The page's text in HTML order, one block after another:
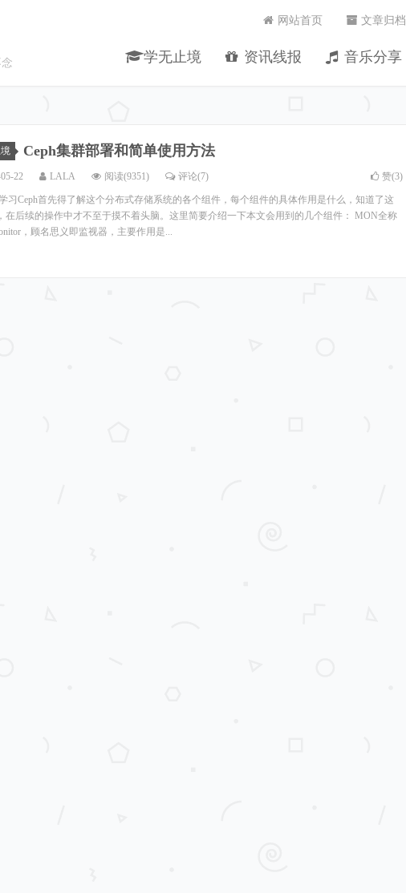
学无止境 资讯线报 音乐分享
网站首页 文章归档
Ceph集群部署和简单使用方法
22 LALA 阅读(9351) 评论(7) 赞(3)
习Ceph首先得了解这个分布式存储系统的各个组件，每个组件的具体作用是什么，知道了这
在后续的操作中才不至于摸不着头脑。这里简要介绍一下本文会用到的几个组件： MON全称
，顾名思义即监视器，主要作用是...